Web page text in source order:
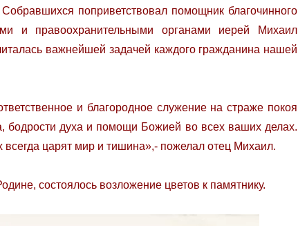
поприветствовал помощник благочинного
и правоохранительными органами иерей Михаил
важнейшей задачей каждого гражданина нашей
и благородное служение на страже покоя
бодрости духа и помощи Божией во всех ваших делах.
царят мир и тишина»,- пожелал отец Михаил.
состоялось возложение цветов к памятнику.